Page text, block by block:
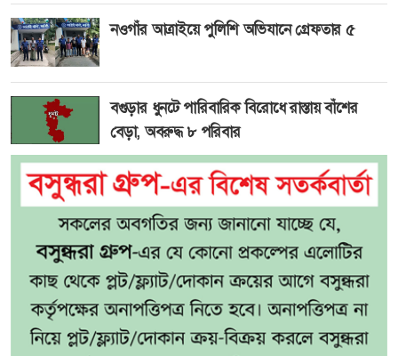
নওগাঁর আত্রাইয়ে পুলিশি অভিযানে গ্রেফতার ৫
বগুড়ার ধুনটে পারিবারিক বিরোধে রাস্তায় বাঁশের
বেড়া, অবরুদ্ধ ৮ পরিবার